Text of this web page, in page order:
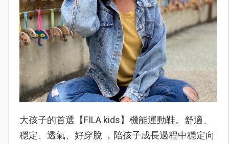
大孩子的首選【FILA kids】機能運動鞋。舒適、
穩定、透氣、好穿脫 ，陪孩子成長過程中穩定向